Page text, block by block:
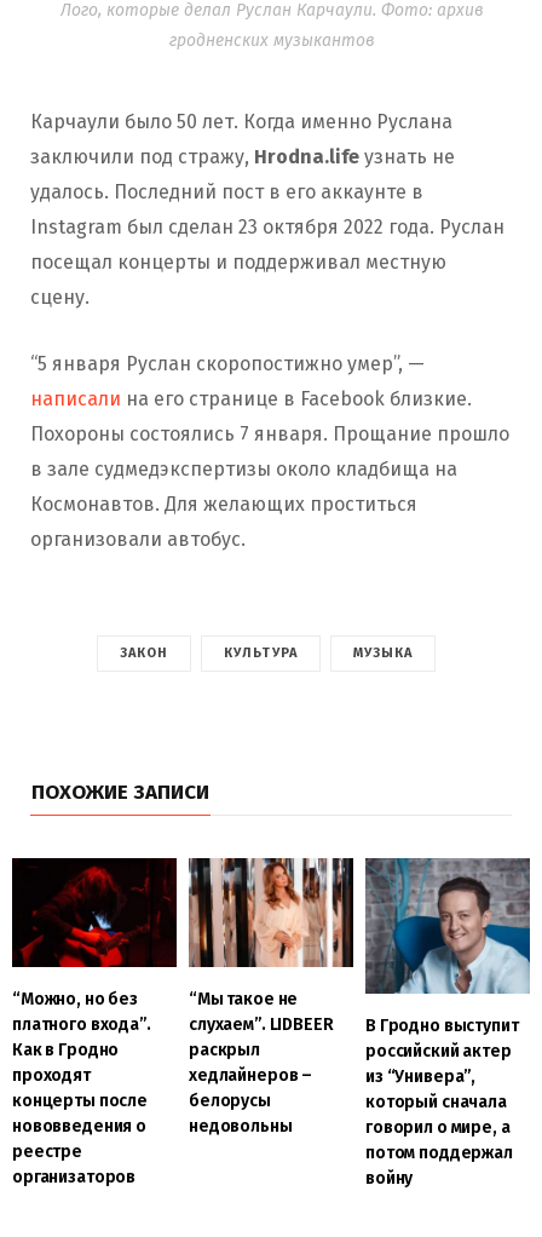
Лого, которые делал Руслан Карчаули. Фото: архив
гродненских музыкантов
Карчаули было 50 лет. Когда именно Руслана
заключили под стражу, Hrodna.life узнать не
удалось. Последний пост в его аккаунте в
Instagram был сделан 23 октября 2022 года. Руслан
посещал концерты и поддерживал местную
сцену.
“5 января Руслан скоропостижно умер”, —
написали на его странице в Facebook близкие.
Похороны состоялись 7 января. Прощание прошло
в зале судмедэкспертизы около кладбища на
Космонавтов. Для желающих проститься
организовали автобус.
ЗАКОН КУЛЬТУРА МУЗЫКА
ПОХОЖИЕ ЗАПИСИ
“Можно, но без
платного входа”.
Как в Гродно
проходят
концерты после
нововведения о
реестре
организаторов
“Мы такое не
слухаем”. LIDBEER
раскрыл
хедлайнеров –
белорусы
недовольны
В Гродно выступит
российский актер
из “Универа”,
который сначала
говорил о мире, а
потом поддержал
войну